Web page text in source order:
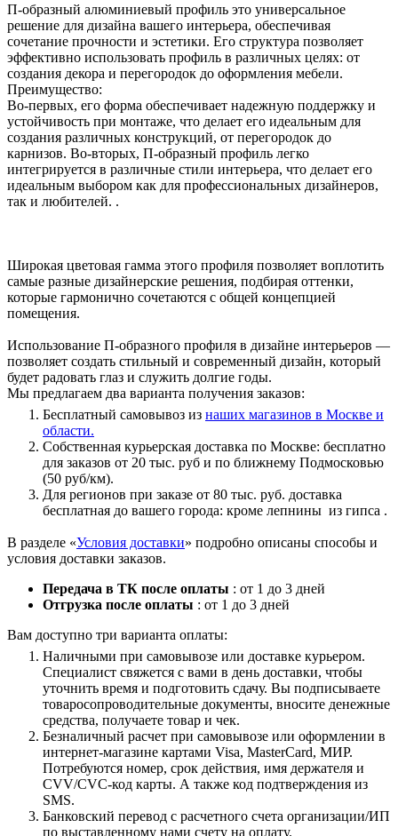
П-образный алюминиевый профиль это универсальное
решение для дизайна вашего интерьера, обеспечивая
сочетание прочности и эстетики. Его структура позволяет
эффективно использовать профиль в различных целях: от
создания декора и перегородок до оформления мебели.
Преимущество:
Во-первых, его форма обеспечивает надежную поддержку и
устойчивость при монтаже, что делает его идеальным для
создания различных конструкций, от перегородок до
карнизов. Во-вторых, П-образный профиль легко
интегрируется в различные стили интерьера, что делает его
идеальным выбором как для профессиональных дизайнеров,
так и любителей. .
Широкая цветовая гамма этого профиля позволяет воплотить
самые разные дизайнерские решения, подбирая оттенки,
которые гармонично сочетаются с общей концепцией
помещения.
Использование П-образного профиля в дизайне интерьеров —
позволяет создать стильный и современный дизайн, который
будет радовать глаз и служить долгие годы.
Мы предлагаем два варианта получения заказов:
Бесплатный самовывоз из наших магазинов в Москве и
области.
Собственная курьерская доставка по Москве: бесплатно
для заказов от 20 тыс. руб и по ближнему Подмосковью
(50 руб/км).
Для регионов при заказе от 80 тыс. руб. доставка
бесплатная до вашего города: кроме лепнины из гипса .
В разделе «Условия доставки» подробно описаны способы и
условия доставки заказов.
Передача в ТК после оплаты : от 1 до 3 дней
Отгрузка после оплаты : от 1 до 3 дней
Вам доступно три варианта оплаты:
Наличными при самовывозе или доставке курьером.
Специалист свяжется с вами в день доставки, чтобы
уточнить время и подготовить сдачу. Вы подписываете
товаросопроводительные документы, вносите денежные
средства, получаете товар и чек.
Безналичный расчет при самовывозе или оформлении в
интернет-магазине картами Visa, MasterCard, МИР.
Потребуются номер, срок действия, имя держателя и
CVV/CVC-код карты. А также код подтверждения из
SMS.
Банковский перевод с расчетного счета организации/ИП
по выставленному нами счету на оплату.